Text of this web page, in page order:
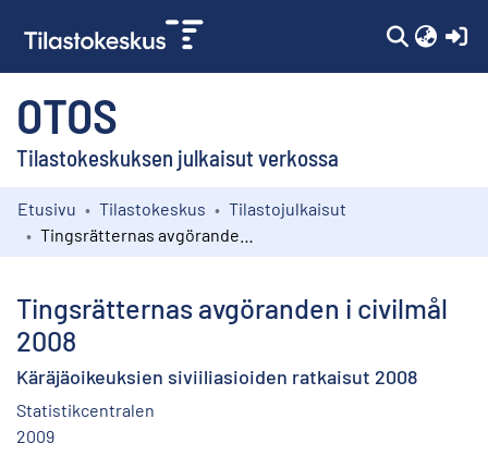
OTOS
Tilastokeskuksen julkaisut verkossa
Kokoelmat
Etusivu Tilastokeskus
Tilastojulkaisut
Tingsrätternas avgöranden i civilmål
2008
Käräjäoikeuksien siviiliasioiden ratkaisut 2008
Statistikcentralen
2009